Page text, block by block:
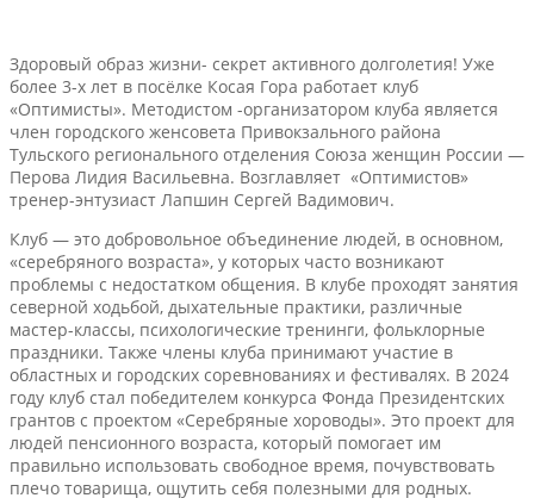
Здоровый образ жизни- секрет активного долголетия! Уже
более 3-х лет в посёлке Косая Гора работает клуб
«Оптимисты». Методистом -организатором клуба является
член городского женсовета Привокзального района
Тульского регионального отделения Союза женщин России —
Перова Лидия Васильевна. Возглавляет «Оптимистов»
тренер-энтузиаст Лапшин Сергей Вадимович.
Клуб — это добровольное объединение людей, в основном,
«серебряного возраста», у которых часто возникают
проблемы с недостатком общения. В клубе проходят занятия
северной ходьбой, дыхательные практики, различные
мастер-классы, психологические тренинги, фольклорные
праздники. Также члены клуба принимают участие в
областных и городских соревнованиях и фестивалях. В 2024
году клуб стал победителем конкурса Фонда Президентских
грантов с проектом «Серебряные хороводы». Это проект для
людей пенсионного возраста, который помогает им
правильно использовать свободное время, почувствовать
плечо товарища, ощутить себя полезными для родных.